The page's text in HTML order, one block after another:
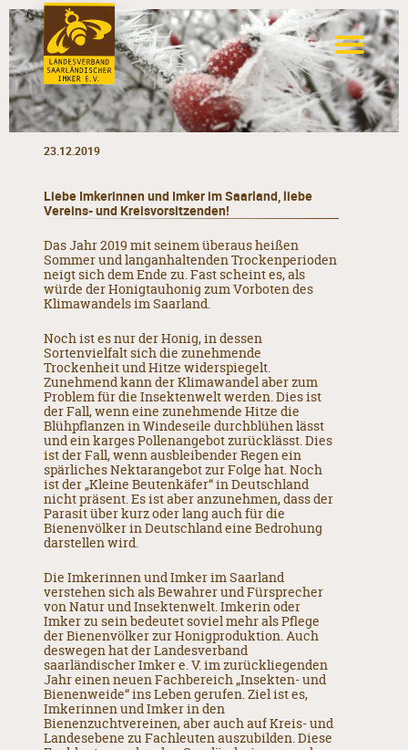
23.12.2019
Liebe Imkerinnen und Imker im Saarland, liebe
Vereins- und Kreisvorsitzenden!
Das Jahr 2019 mit seinem überaus heißen
Sommer und langanhaltenden Trockenperioden
neigt sich dem Ende zu. Fast scheint es, als
würde der Honigtauhonig zum Vorboten des
Klimawandels im Saarland.
Noch ist es nur der Honig, in dessen
Sortenvielfalt sich die zunehmende
Trockenheit und Hitze widerspiegelt.
Zunehmend kann der Klimawandel aber zum
Problem für die Insektenwelt werden. Dies ist
der Fall, wenn eine zunehmende Hitze die
Blühpflanzen in Windeseile durchblühen lässt
und ein karges Pollenangebot zurücklässt. Dies
ist der Fall, wenn ausbleibender Regen ein
spärliches Nektarangebot zur Folge hat. Noch
ist der „Kleine Beutenkäfer“ in Deutschland
nicht präsent. Es ist aber anzunehmen, dass der
Parasit über kurz oder lang auch für die
Bienenvölker in Deutschland eine Bedrohung
darstellen wird.
Die Imkerinnen und Imker im Saarland
verstehen sich als Bewahrer und Fürsprecher
von Natur und Insektenwelt. Imkerin oder
Imker zu sein bedeutet soviel mehr als Pflege
der Bienenvölker zur Honigproduktion. Auch
deswegen hat der Landesverband
saarländischer Imker e. V. im zurückliegenden
Jahr einen neuen Fachbereich „Insekten- und
Bienenweide“ ins Leben gerufen. Ziel ist es,
Imkerinnen und Imker in den
Bienenzuchtvereinen, aber auch auf Kreis- und
Landesebene zu Fachleuten auszubilden. Diese